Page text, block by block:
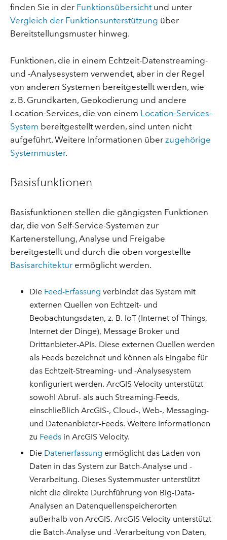
finden Sie in der Funktionsübersichtund unter
Vergleich der Funktionsunterstützung über
Bereitstellungsmuster hinweg.
Funktionen, die in einem Echtzeit-Datenstreaming-
und -Analysesystem verwendet, aber in der Regel
von anderen Systemen bereitgestellt werden, wie
z. B. Grundkarten, Geokodierung und andere
Location-Services, die von einem Location-Services-
System bereitgestellt werden, sind unten nicht
aufgeführt. Weitere Informationen über zugehörige
Systemmuster.
Basisfunktionen
Basisfunktionen stellen die gängigsten Funktionen
dar, die von Self-Service-Systemen zur
Kartenerstellung, Analyse und Freigabe
bereitgestellt und durch die oben vorgestellte
Basisarchitekturermöglicht werden.
Die Feed-Erfassung verbindet das System mit
externen Quellen von Echtzeit- und
Beobachtungsdaten, z. B. IoT (Internet of Things,
Internet der Dinge), Message Broker und
Drittanbieter-APIs. Diese externen Quellen werden
als Feeds bezeichnet und können als Eingabe für
das Echtzeit-Streaming- und -Analysesystem
konfiguriert werden. ArcGIS Velocity unterstützt
sowohl Abruf- als auch Streaming-Feeds,
einschließlich ArcGIS-, Cloud-, Web-, Messaging-
und Datenanbieter-Feeds. Weitere Informationen
zu Feeds in ArcGIS Velocity.
Die Datenerfassung ermöglicht das Laden von
Daten in das System zur Batch-Analyse und -
Verarbeitung. Dieses Systemmuster unterstützt
nicht die direkte Durchführung von Big-Data-
Analysen an Datenquellenspeicherorten
außerhalb von ArcGIS. ArcGIS Velocity unterstützt
die Batch-Analyse und -Verarbeitung von Daten,